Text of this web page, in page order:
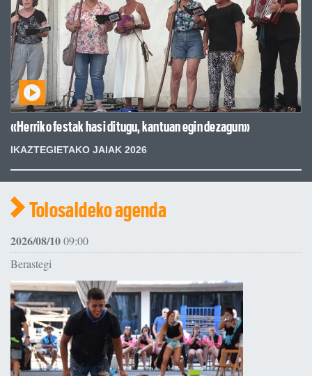
«Herriko festak hasi ditugu, kantuan egin dezagun»
IKAZTEGIETAKO JAIAK 2026
Tolosaldeko agenda
2026/08/1009:00
Berastegi